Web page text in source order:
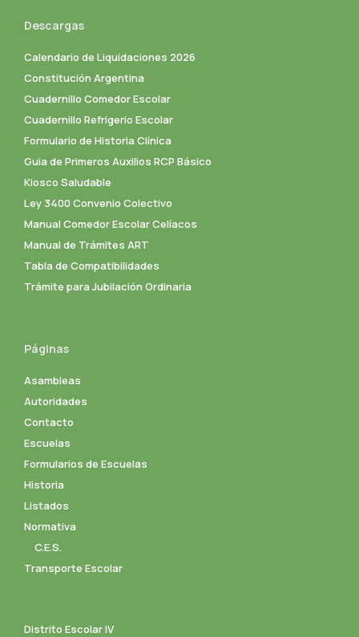
Descargas
Calendario de Liquidaciones 2026
Constitución Argentina
Cuadernillo Comedor Escolar
Cuadernillo Refrigerio Escolar
Formulario de Historia Clínica
Guia de Primeros Auxilios RCP Básico
Kiosco Saludable
Ley 3400 Convenio Colectivo
Manual Comedor Escolar Celíacos
Manual de Trámites ART
Tabla de Compatibilidades
Trámite para Jubilación Ordinaria
Páginas
Asambleas
Autoridades
Contacto
Escuelas
Formularios de Escuelas
Historia
Listados
Normativa
C.E.S.
Transporte Escolar
Distrito Escolar IV